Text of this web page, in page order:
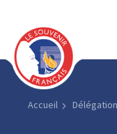
Accueil